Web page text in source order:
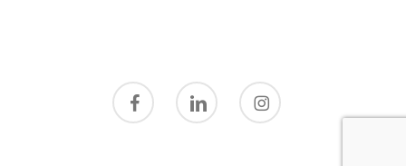
facebook linkedin instagram